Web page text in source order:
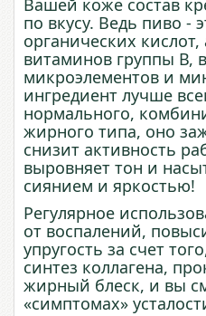
Вашей коже состав
по вкусу. Ведь пиво -
органических
витаминов группы В,
микроэлементов и
ингредиент лучше
нормального,
жирного типа, оно
снизит активность
выровняет тон и
сиянием и яркостью!
Регулярное
от воспалений,
упругость за счет
синтез коллагена,
жирный блеск, и вы
«симптомах»